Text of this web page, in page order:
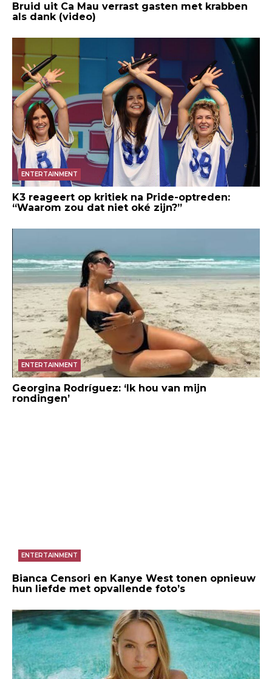
Bruid uit Ca Mau verrast gasten met krabben
als dank (video)
ENTERTAINMENT
K3 reageert op kritiek na Pride-optreden:
“Waarom zou dat niet oké zijn?”
ENTERTAINMENT
Georgina Rodríguez: ‘Ik hou van mijn
rondingen’
ENTERTAINMENT
Bianca Censori en Kanye West tonen opnieuw
hun liefde met opvallende foto’s